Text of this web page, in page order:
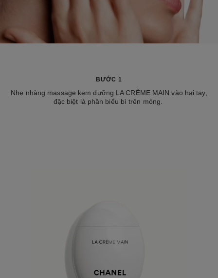
BƯỚC 1
Nhẹ nhàng massage kem dưỡng LA CRÈME MAIN vào hai tay,
đặc biệt là phần biểu bì trên móng.